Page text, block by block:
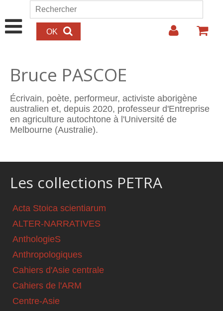
Aller au contenu principal
Formulaire de recherche
Rechercher
Bruce PASCOE
Écrivain, poète, performeur, activiste aborigène
australien et, depuis 2020, professeur d'Entreprise
en agriculture autochtone à l'Université de
Melbourne (Australie).
Les collections PETRA
Acta Stoica scientiarum
ALTER-NARRATIVES
AnthologieS
Anthropologiques
Cahiers d'Asie centrale
Cahiers de l'ARM
Centre-Asie